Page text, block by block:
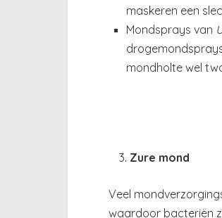
maskeren een
Mondsprays van
mondholte wel
Zure mond
Veel
waardoor bacteriën